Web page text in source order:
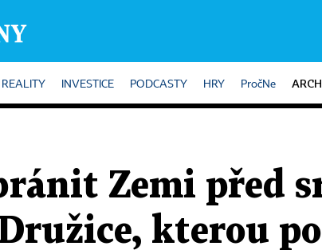
REALITY INVESTICE PODCASTY HRY PročNe
Zemi před
kterou